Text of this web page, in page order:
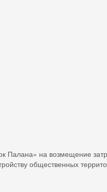
Палана» на возмещение
общественных